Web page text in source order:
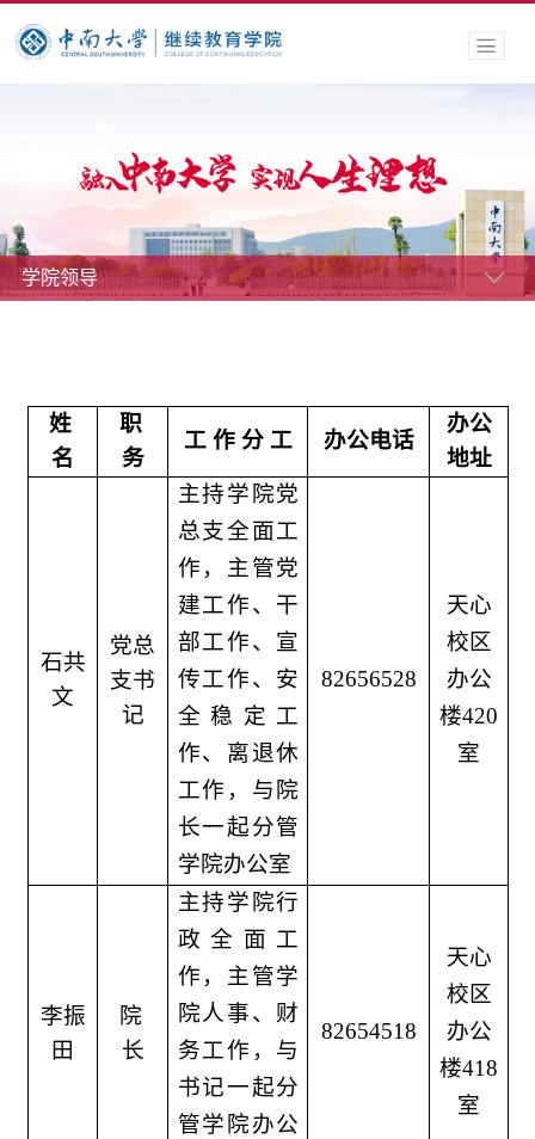
学院领导
姓
名
职
务
工 作 分 工 办公电话
办公
地址
石共
文
党总
支书
记
主持学院党
总支全面工
作，主管党
建工作、干
部工作、宣
传工作、安
全稳定工
作、离退休
工作，与院
长一起分管
学院办公室
82656528
天心
校区
办公
楼420
室
李振
田
院
长
主持学院行
政全面工
作，主管学
院人事、财
务工作，与
书记一起分
管学院办公
82654518
天心
校区
办公
楼418
室